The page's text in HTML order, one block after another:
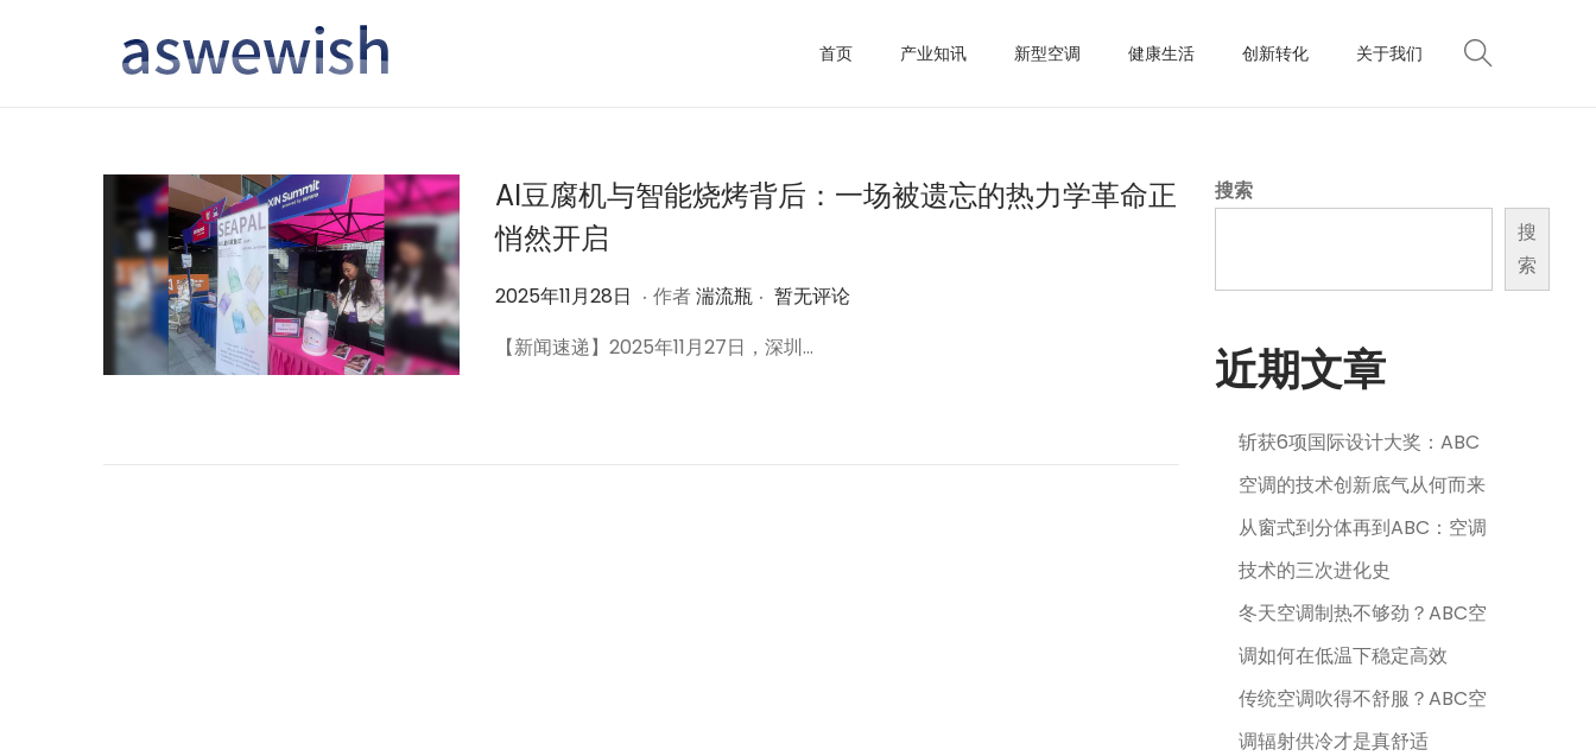
首页 产业知讯 新型空调 健康生活 创新转化 关于我们
AI豆腐机与智能烧烤背后：一场被遗忘的热力学革命正
悄然开启
作
2025年11月28日 2
2
. 作者湍流瓶 . 暂无评论
【新闻速递】2025年11月27日，深圳…
搜索
搜
索
近期文章
斩获6项国际设计大奖：ABC
空调的技术创新底气从何而来
从窗式到分体再到ABC：空调
技术的三次进化史
冬天空调制热不够劲？ABC空
调如何在低温下稳定高效
传统空调吹得不舒服？ABC空
调辐射供冷才是真舒适